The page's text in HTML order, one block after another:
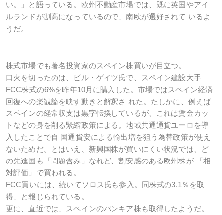
い。」と語っている。欧州不動産市場では、既に英国やアイ
ルランドが割高になっているので、南欧が選好されて いるよ
うだ。
株式市場でも著名投資家のスペイン株買いが目立つ。
口火を切ったのは、ビル・ゲイツ氏で、スペイン建設大手
FCC株式の6%を昨年10月に購入した。市場ではスペイン経済
回復への楽観論を映す動きと解釈さ れた。たしかに、例えば
スペインの経常収支は黒字転換しているが、これは賃金カッ
トなどの身を削る緊縮政策による。地域共通通貨ユーロを導
入したことで自 国通貨安による輸出増を狙う為替政策が使え
ないためだ。とはいえ、新興国株が買いにくい状況では、ど
の先進国も「問題含み」なれど、割安感のある欧州株が 「相
対評価」で買われる。
FCC買いには、続いてソロス氏も参入。同株式の3.1％を取
得、と報じられている。
更に、直近では、スペインのバンキア株も取得したようだ。